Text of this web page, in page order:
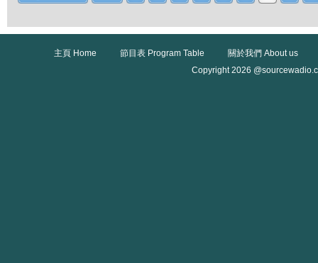
主頁 Home 節目表 Program Table
關於我們 About us
Copyright 2026